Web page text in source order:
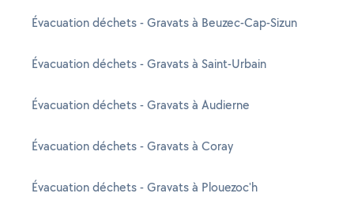
Évacuation déchets - Gravats à Beuzec-Cap-Sizun
Évacuation déchets - Gravats à Saint-Urbain
Évacuation déchets - Gravats à Audierne
Évacuation déchets - Gravats à Coray
Évacuation déchets - Gravats à Plouezoc'h